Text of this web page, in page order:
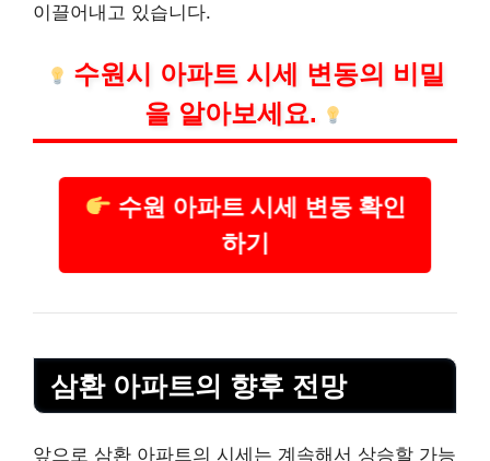
이끌어내고 있습니다.
수원시 아파트 시세 변동의 비밀
을 알아보세요.
수원 아파트 시세 변동 확인
하기
삼환 아파트의 향후 전망
앞으로 삼환 아파트의 시세는 계속해서 상승할 가능